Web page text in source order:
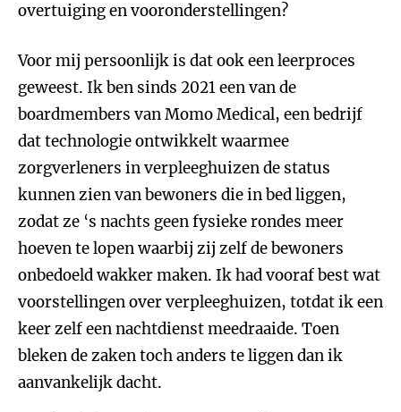
overtuiging en vooronderstellingen?
Voor mij persoonlijk is dat ook een leerproces
geweest. Ik ben sinds 2021 een van de
boardmembers van Momo Medical, een bedrijf
dat technologie ontwikkelt waarmee
zorgverleners in verpleeghuizen de status
kunnen zien van bewoners die in bed liggen,
zodat ze ‘s nachts geen fysieke rondes meer
hoeven te lopen waarbij zij zelf de bewoners
onbedoeld wakker maken. Ik had vooraf best wat
voorstellingen over verpleeghuizen, totdat ik een
keer zelf een nachtdienst meedraaide. Toen
bleken de zaken toch anders te liggen dan ik
aanvankelijk dacht.